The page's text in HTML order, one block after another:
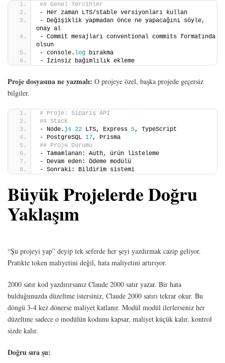
## Genel Tercihler
- Her zaman LTS/stable versiyonları kullan
- Değişiklik yapmadan önce ne yapacağını söyle,
onay al
- Commit mesajları conventional commits formatında
olsun
- console. log bırakma
- İzinsiz bağımlılık ekleme
Proje dosyasına ne yazmalı: O projeye özel, başka projede geçersiz
bilgiler.
# Proje: Sipariş API
## Stack
- Node. js 22 LTS, Express 5, TypeScript
- PostgreSQL 17, Prisma
## Proje Durumu
- Tamamlanan: Auth, ürün listeleme
- Devam eden: Ödeme modülü
- Sonraki: Bildirim sistemi
Büyük Projelerde Doğru
Yaklaşım
“Şu projeyi yap” deyip tek seferde her şeyi yazdırmak cazip geliyor.
Pratikte token maliyetini değil, hata maliyetini artırıyor.
2000 satır kod yazdırırsanız Claude 2000 satır yazar. Bir hata
bulduğunuzda düzeltme istersiniz, Claude 2000 satırı tekrar okur. Bu
döngü 3-4 kez dönerse maliyet katlanır. Modül modül ilerlerseniz her
düzeltme sadece o modülün kodunu kapsar, maliyet küçük kalır, kontrol
sizde kalır.
Doğru sıra şu: